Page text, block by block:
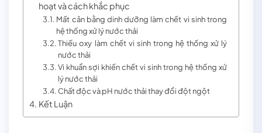
hoạt và cách khắc phục
Mất cân bằng dinh dưỡng làm chết vi sinh trong
hệ thống xử lý nước thải
Thiếu oxy làm chết vi sinh trong hệ thống xử lý
nước thải
Vi khuẩn sợi khiến chết vi sinh trong hệ thống xử
lý nước thải
Chất độc và pH nước thải thay đổi đột ngột
Kết Luận